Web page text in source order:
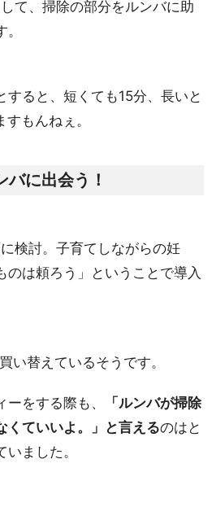
て、掃除の部分をルンバに助
すると、短くても15分、長いと
もんねぇ。
に出会う！
検討。子育てしながらの妊
のは頼ろう」ということで導入
い替えているそうです。
をする際も、
「ルンバが掃除
くていいよ。」と言えるのはと
ました。